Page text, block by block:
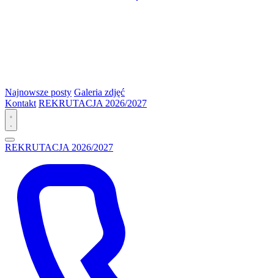
Najnowsze posty Galeria zdjęć
Kontakt REKRUTACJA 2026/2027
REKRUTACJA 2026/2027